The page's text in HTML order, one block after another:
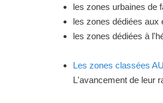
les zones urbaines de
les zones dédiées aux
les zones dédiées à
Les zones classées
L'avancement de leur